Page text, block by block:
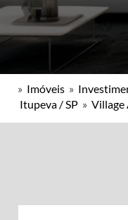
» Imóveis »
Itupeva / SP » Village